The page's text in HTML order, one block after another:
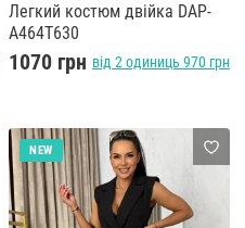
Легкий костюм двійка DAP-
A464T630
1070 грн від 2 одиниць 970 грн
NEW